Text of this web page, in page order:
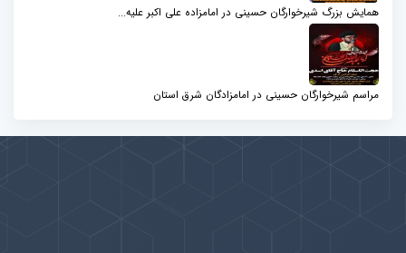
همایش بزرگ شیرخوارگان حسینی در امامزاده علی اکبر علیه...
مراسم شیرخوارگان حسینی در امامزادگان شرق استان